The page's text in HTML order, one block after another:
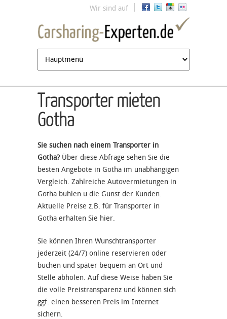
Jump to navigation
Wir sind auf
Transporter mieten
Gotha
Sie suchen nach einem Transporter in
Gotha? Über diese Abfrage sehen Sie die
besten Angebote in Gotha im unabhängigen
Vergleich. Zahlreiche Autovermietungen in
Gotha buhlen u die Gunst der Kunden.
Aktuelle Preise z.B. für Transporter in
Gotha erhalten Sie hier.
Sie können Ihren Wunschtransporter
jederzeit (24/7) online reservieren oder
buchen und später bequem an Ort und
Stelle abholen. Auf diese Weise haben Sie
die volle Preistransparenz und können sich
ggf. einen besseren Preis im Internet
sichern.